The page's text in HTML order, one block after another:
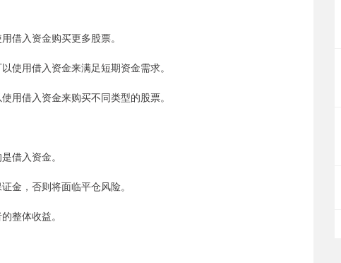
借入资金购买更多股票。
使用借入资金来满足短期资金需求。
用借入资金来购买不同类型的股票。
借入资金。
金，否则将面临平仓风险。
整体收益。